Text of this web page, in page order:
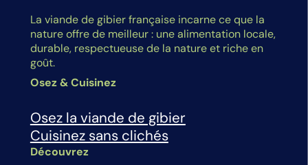
La viande de gibier française incarne ce que la
nature offre de meilleur : une alimentation locale,
durable, respectueuse de la nature et riche en
goût.
Osez & Cuisinez
Osez la viande de gibier
Cuisinez sans clichés
Découvrez